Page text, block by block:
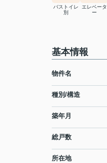
バストイレ
別
エレベータ
ー
基本情報
物件名
種別/構造
築年月
総戸数
所在地